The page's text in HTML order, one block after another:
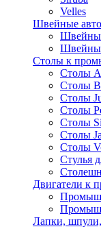
Velles
Швейные
Столы к
Столы
Столы
Столы
Столы
Столы
Столы
Столы
Стулья
Двигатели к
Лапки,